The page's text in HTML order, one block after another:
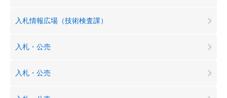
入札情報広場（技術検査課）
入札・公売
入札・公売